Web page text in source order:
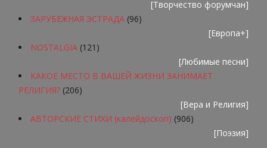
[Творчество форумчан]
ЗАРУБЕЖНАЯ ЭСТРАДА (96)
[Европа+]
NOSTALGIA (121)
[Любимые песни]
КАКОЕ МЕСТО В ВАШЕЙ ЖИЗНИ ЗАНИМАЕТ
РЕЛИГИЯ? (206)
[Вера и Религия]
АВТОРСКИЕ СТИХИ (калейдоскоп) (906)
[Поэзия]